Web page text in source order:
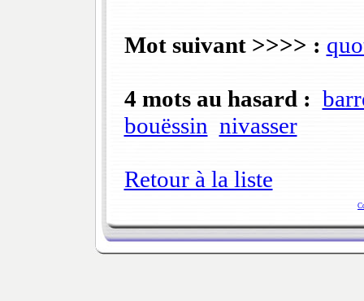
Mot suivant >>>> :
4 mots au hasard :
bouëssin nivasser
Retour à la liste